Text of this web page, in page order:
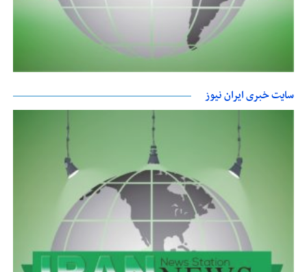
سایت خبری ایران نیوز